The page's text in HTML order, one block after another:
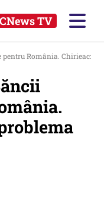
TV
România. Chirieac: